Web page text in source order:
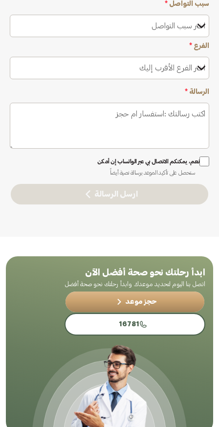
سبب التواصل *
اختر سبب التواصل
الفرع *
اختر الفرع الأقرب إليك
الرسالة *
نعم، يمكنكم الاتصال بي عبر الواتساب إن أمكن
ستحصل على تأكيد الموعد برسالة نصية أيضاً
ارسل الرسالة
ابدأ رحلتك نحو صحة أفضل الآن
اتصل بنا اليوم لتحديد موعدك وابدأ رحلتك نحو صحة أفضل
حجز موعد
16781